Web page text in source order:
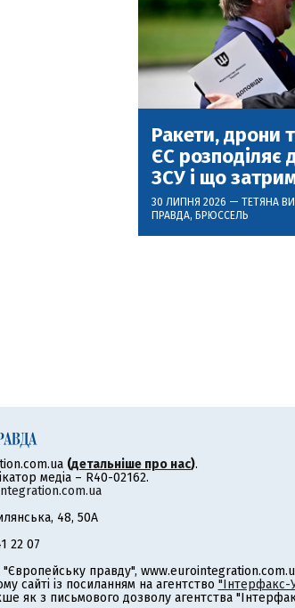
Ракети, дрони
ЄС розподіляє
ЗСУ і що
30 ЛИПНЯ 2026 — ТЕТЯНА
ПРАВДА, БРЮССЕЛЬ
(детальніше про нас).
медіа – R40-02162.
48, 50А
22 07
правду",
сайті із посиланням на агентство "Інтерфакс-
як з письмового дозволу агентства